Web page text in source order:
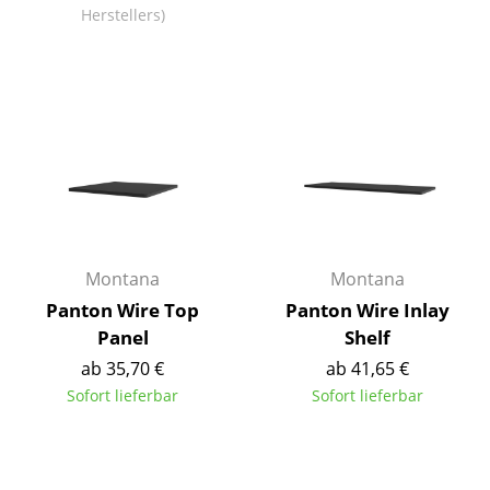
Akkuleuchten
Einzelbetten
Kinderbetten
Nachttische & Bettzubehör
... alle Betten
Herstellers)
Montana
Panton Wire Top
Panel
ab 35,70 €
Sofort lieferbar
Montana
Panton Wire Inlay
Shelf
ab 41,65 €
Sofort lieferbar